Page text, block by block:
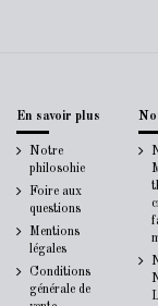
En savoir plus
Notre
philosohie
Foire aux
questions
Mentions
légales
Conditions
générale de